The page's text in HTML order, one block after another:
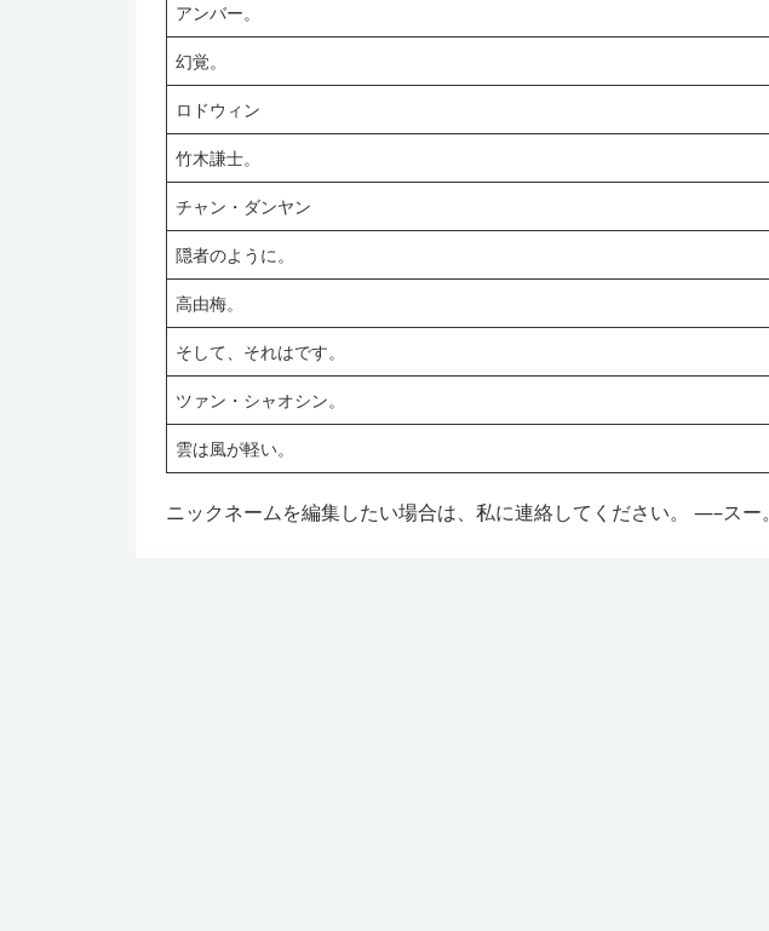
アンバー。
幻覚。
ロドウィン
竹木謙士。
チャン・ダンヤン
隠者のように。
高由梅。
そして、それはです。
ツァン・シャオシン。
雲は風が軽い。
ニックネームを編集したい場合は、私に連絡してください。 —–スー。